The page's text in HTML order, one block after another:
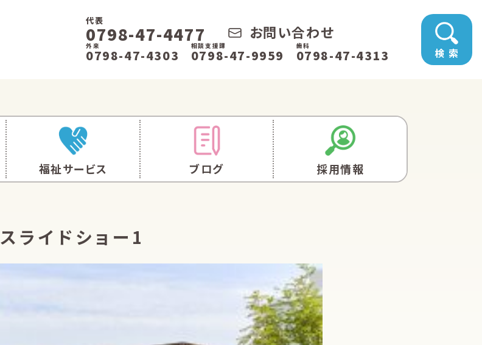
代表
0798-47-4477 お問い合わせ
外来
0798-47-4303
相談支援課
0798-47-9959
歯科
0798-47-4313 検 索
福祉サービス ブログ 採用情報
スライドショー1